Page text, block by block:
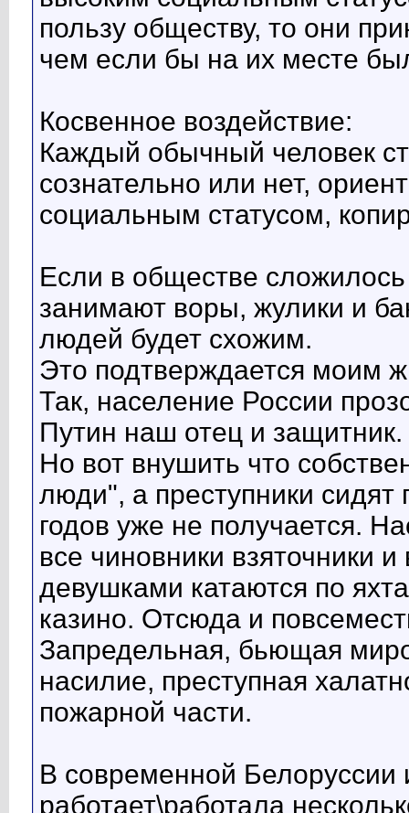
пользу обществу, то они
чем если бы на их месте
Косвенное воздействие:
Каждый обычный человек
сознательно или нет,
социальным статусом,
Если в обществе
занимают воры, жулики и
людей будет схожим.
Это подтверждается моим
Так, население России
Путин наш отец и защитник.
Но вот внушить что
люди", а преступники
годов уже не получается.
все чиновники взяточники
девушками катаются по
казино. Отсюда и
Запредельная, бьющая
насилие, преступная
пожарной части.
В современной
работает\работала